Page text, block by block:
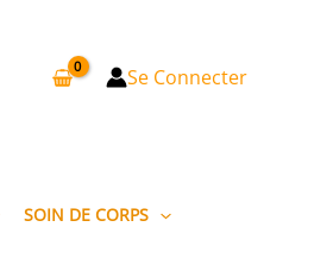
Se Connecter
SOIN DE CORPS